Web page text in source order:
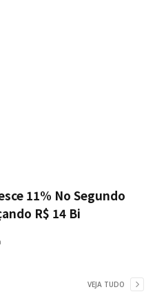
11% No Segundo
R$ 14 Bi
VEJA TUDO